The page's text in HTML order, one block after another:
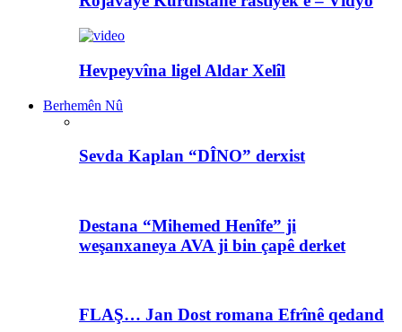
Hevpeyvîna ligel Aldar Xelîl
Berhemên Nû
Sevda Kaplan “DÎNO” derxist
Destana “Mihemed Henîfe” ji
weşanxaneya AVA ji bin çapê derket
FLAŞ… Jan Dost romana Efrînê qedand